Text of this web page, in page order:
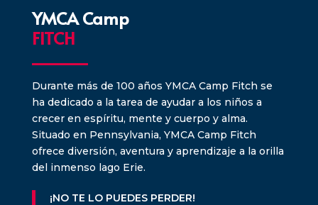
YMCA Camp
FITCH
Durante más de 100 años YMCA Camp Fitch se
ha dedicado a la tarea de ayudar a los niños a
crecer en espíritu, mente y cuerpo y alma.
Situado en Pennsylvania, YMCA Camp Fitch
ofrece diversión, aventura y aprendizaje a la orilla
del inmenso lago Erie.
¡NO TE LO PUEDES PERDER!